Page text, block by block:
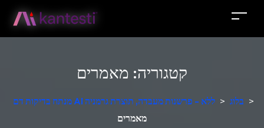
קטגוריה: מאמרים
מנתח בדיקות דם AI ללא - פרשנות מעבדה, תוצרת גרמניה > בלוג >
מאמרים